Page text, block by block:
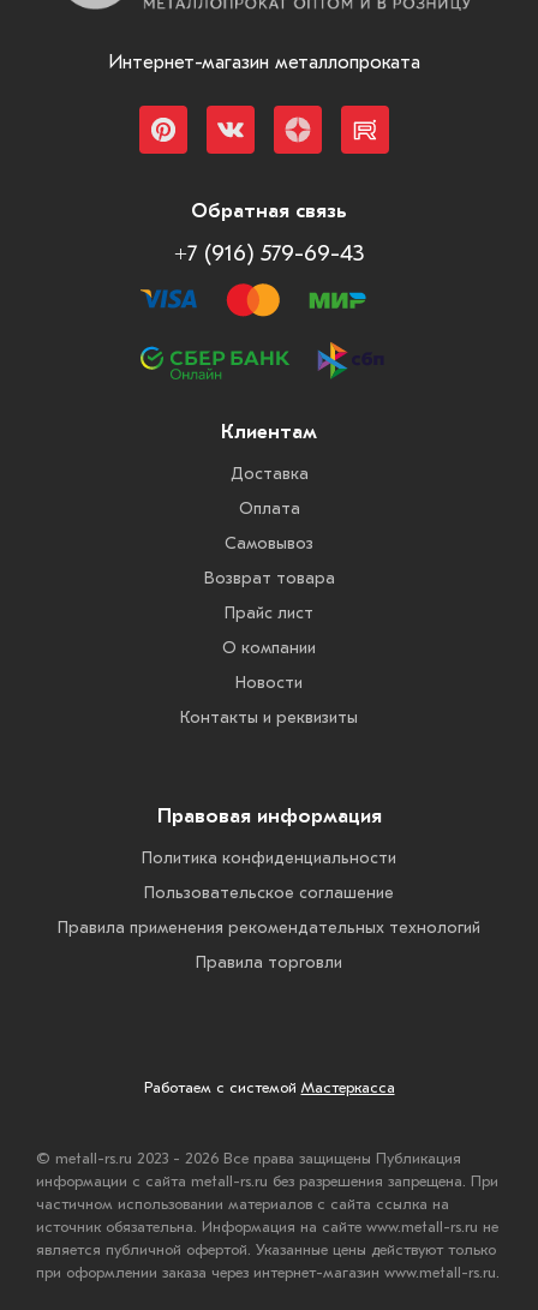
Интернет-магазин металлопроката
Обратная связь
+7 (916) 579-69-43
Клиентам
Доставка
Оплата
Самовывоз
Возврат товара
Прайс лист
О компании
Новости
Контакты и реквизиты
Правовая информация
Политика конфиденциальности
Пользовательское соглашение
Правила применения рекомендательных технологий
Правила торговли
Работаем с системой Мастеркасса
© metall-rs.ru 2023 - 2026 Все права защищены Публикация
информации с сайта metall-rs.ru без разрешения запрещена. При
частичном использовании материалов с сайта ссылка на
источник обязательна. Информация на сайте www.metall-rs.ru не
является публичной офертой. Указанные цены действуют только
при оформлении заказа через интернет-магазин www.metall-rs.ru.